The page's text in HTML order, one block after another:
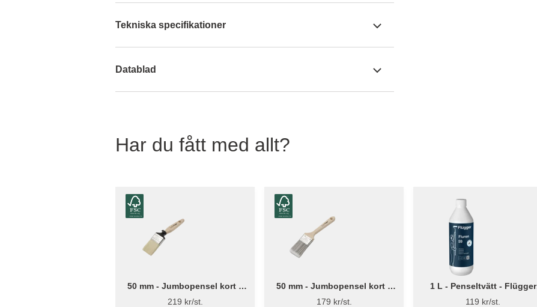
Tekniska specifikationer
Datablad
Har du fått med allt?
50 mm - Jumbopensel kort –
Flügger Excellence
219 kr/st.
50 mm - Jumbopensel kort –
Flügger Pro Series
179 kr/st.
1 L - Penseltvätt - Flügger
Fluren 59
119 kr/st.